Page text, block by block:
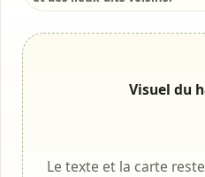
Visuel du
Le texte et la carte